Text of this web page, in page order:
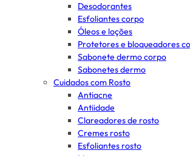
Desodorantes
Esfoliantes corpo
Óleos e loções
Protetores e bloqueadores
Sabonete dermo corpo
Sabonetes dermo
Cuidados com Rosto
Antiacne
Antiidade
Clareadores de rosto
Cremes rosto
Esfoliantes rosto